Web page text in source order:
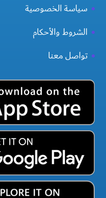
سياسة الخصوصية
الشروط والأحكام
تواصل معنا